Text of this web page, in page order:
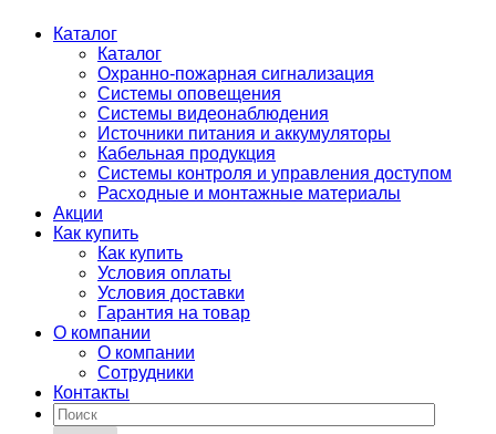
Каталог
Каталог
Охранно-пожарная сигнализация
Системы оповещения
Системы видеонаблюдения
Источники питания и аккумуляторы
Кабельная продукция
Системы контроля и управления доступом
Расходные и монтажные материалы
Акции
Как купить
Как купить
Условия оплаты
Условия доставки
Гарантия на товар
О компании
О компании
Сотрудники
Контакты